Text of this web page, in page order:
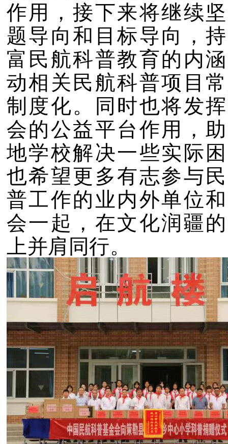
作用，接下来将继续
题导向和目标导向，
富民航科普教育的内
动相关民航科普项目
制度化。同时也将发
会的公益平台作用，
地学校解决一些实际
也希望更多有志参与
普工作的业内外单位
会一起，在文化润疆
上并肩同行。